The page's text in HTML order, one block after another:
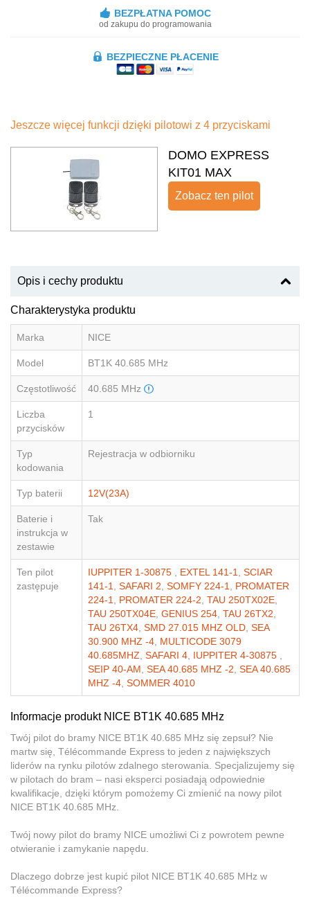
BEZPŁATNA POMOC
od zakupu do programowania
BEZPIECZNE PŁACENIE
Jeszcze więcej funkcji dzięki pilotowi z 4 przyciskami
DOMO EXPRESS
KIT01 MAX
Zobacz ten pilot
Opis i cechy produktu
Charakterystyka produktu
Marka NICE
Model BT1K 40.685 MHz
Częstotliwość 40.685 MHz
Liczba
przycisków
1
Typ
kodowania
Rejestracja w odbiorniku
Typ baterii 12V(23A)
Baterie i
instrukcja w
zestawie
Tak
Ten pilot
zastępuje
IUPPITER 1-30875 EXTEL 141-1
SCIAR
141-1
SAFARI 2 SOMFY 224-1
PROMATER
224-1
PROMATER 224-2 TAU 250TX02E
TAU 250TX04E GENIUS 254 TAU 26TX2
TAU 26TX4 SMD 27.015 MHZ OLD SEA
30.900 MHZ -4 MULTICODE 3079
40.685MHZ SAFARI 4 IUPPITER 4-30875
SEIP 40-AM SEA 40.685 MHZ -2 SEA 40.685
MHZ -4 SOMMER 4010
Informacje produkt NICE BT1K 40.685 MHz
Twój pilot do bramy NICE BT1K 40.685 MHz się zepsuł? Nie
martw się, Télécommande Express to jeden z największych
liderów na rynku pilotów zdalnego sterowania. Specjalizujemy się
w pilotach do bram – nasi eksperci posiadają odpowiednie
kwalifikacje, dzięki którym pomożemy Ci zmienić na nowy pilot
NICE BT1K 40.685 MHz.
Twój nowy pilot do bramy NICE umożliwi Ci z powrotem pewne
otwieranie i zamykanie napędu.
Dlaczego dobrze jest kupić pilot NICE BT1K 40.685 MHz w
Télécommande Express?